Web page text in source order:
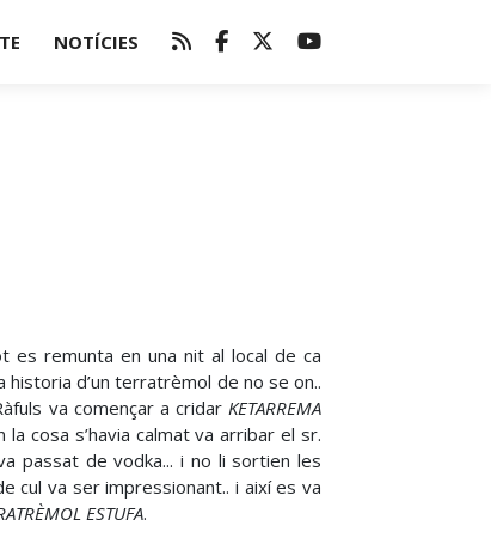
NOTÍCIES
es remunta en una nit al local de ca
historia d’un terratrèmol de no se on..
va començar a cridarKETARREMA
cosa s’havia calmat va arribar el sr.
passat de vodka... i no li sortien les
cul va ser impressionant.. i així es va
ESTUFA.